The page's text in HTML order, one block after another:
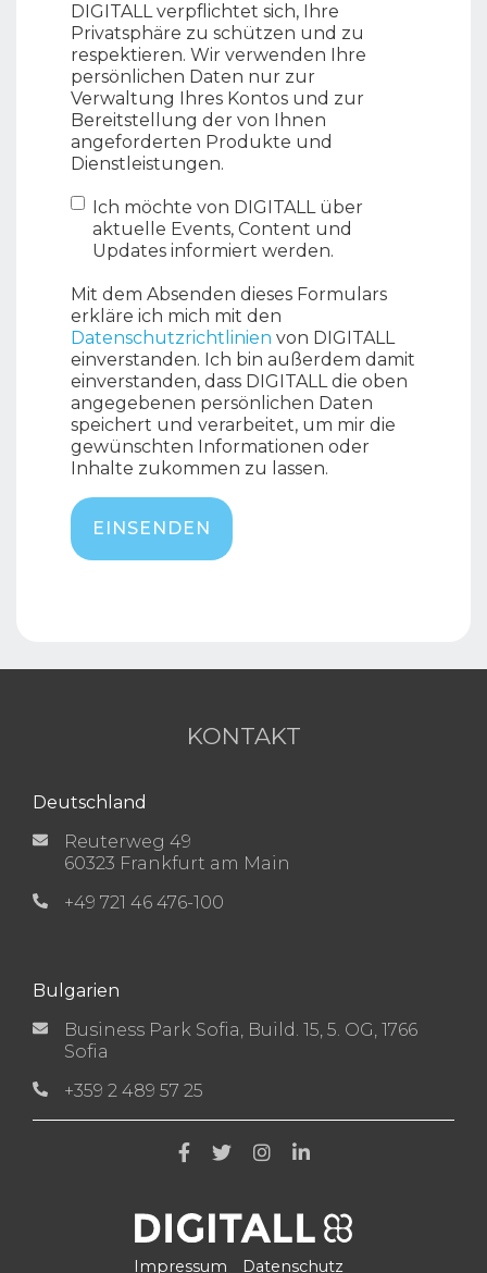
DIGITALL verpflichtet sich, Ihre
Privatsphäre zu schützen und zu
respektieren. Wir verwenden Ihre
persönlichen Daten nur zur
Verwaltung Ihres Kontos und zur
Bereitstellung der von Ihnen
angeforderten Produkte und
Dienstleistungen.
Ich möchte von DIGITALL über
aktuelle Events, Content und
Updates informiert werden.
Mit dem Absenden dieses Formulars
erkläre ich mich mit den
Datenschutzrichtlinien von DIGITALL
einverstanden. Ich bin außerdem damit
einverstanden, dass DIGITALL die oben
angegebenen persönlichen Daten
speichert und verarbeitet, um mir die
gewünschten Informationen oder
Inhalte zukommen zu lassen.
KONTAKT
Deutschland
Reuterweg 49
60323 Frankfurt am Main
+49 721 46 476-100
Bulgarien
Business Park Sofia, Build. 15, 5. OG, 1766
Sofia
+359 2 489 57 25
Impressum Datenschutz